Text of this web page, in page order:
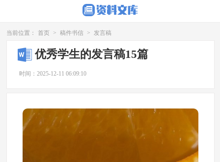
当前位置： 首页 > 稿件书信 > 发言稿
优秀学生的发言稿15篇
时间：2025-12-11 06:09:10